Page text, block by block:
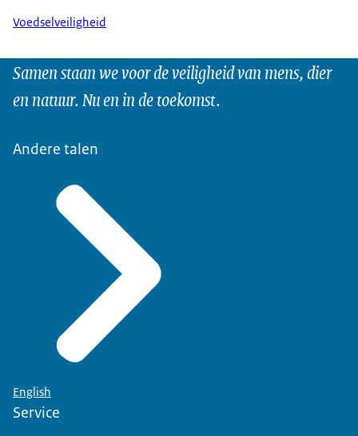
Voedselveiligheid
Samen staan we voor de veiligheid van mens, dier
en natuur. Nu en in de toekomst.
Andere talen
English
Service